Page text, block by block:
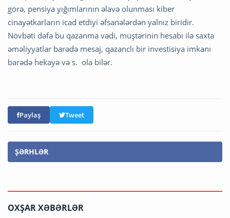
görə, pensiya yığımlarının əlavə olunması kiber
cinayətkarların icad etdiyi əfsanələrdən yalnız biridir.
Növbəti dəfə bu qazanma vədi, müştərinin hesabı ilə saxta
əməliyyatlar barədə mesaj, qazanclı bir investisiya imkanı
barədə hekayə və s. ola bilər.
Paylaş Tweet
ŞƏRHLƏR
OXŞAR XƏBƏRLƏR